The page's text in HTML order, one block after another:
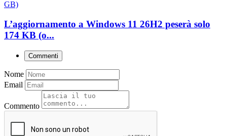
L’aggiornamento a Windows 11 26H2 peserà solo
174 KB (o...
Commenti
Nome
Email
Commento